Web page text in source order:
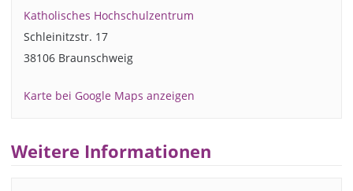
Katholisches Hochschulzentrum
Schleinitzstr. 17
38106 Braunschweig
Karte bei Google Maps anzeigen
Weitere Informationen